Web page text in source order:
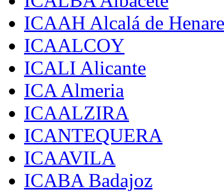
ICAAH Alcalá de
ICAALCOY
ICALI Alicante
ICA Almeria
ICAALZIRA
ICANTEQUERA
ICAAVILA
ICABA Badajoz